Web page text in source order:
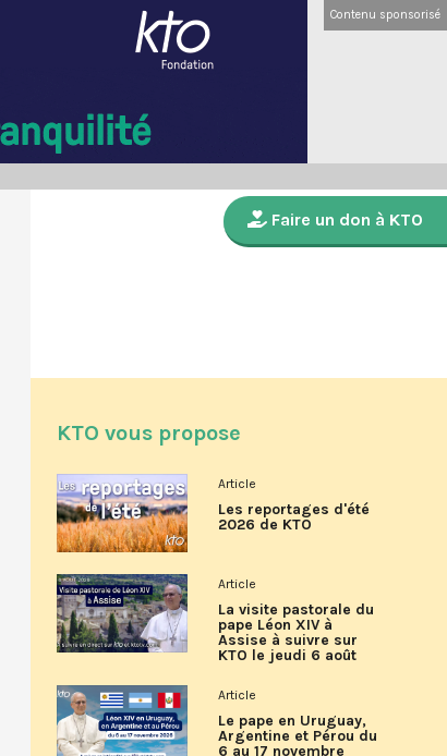
Contenu sponsorisé
Faire un don à KTO
KTO vous propose
Article
Les reportages d'été
2026 de KTO
Article
La visite pastorale du
pape Léon XIV à
Assise à suivre sur
KTO le jeudi 6 août
Article
Le pape en Uruguay,
Argentine et Pérou du
6 au 17 novembre